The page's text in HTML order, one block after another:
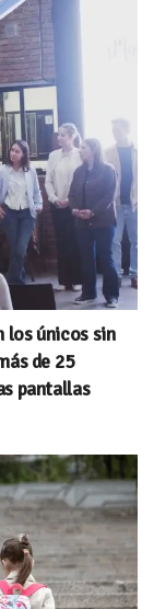
los únicos sin
de 25
pantallas